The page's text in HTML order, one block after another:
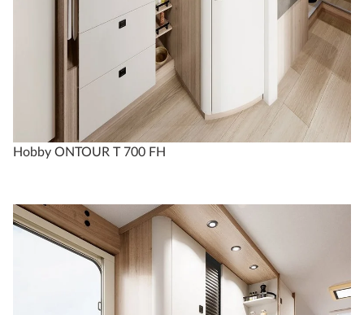
Hobby ONTOUR T 700 FH